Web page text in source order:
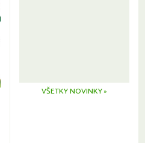
VŠETKY NOVINKY »